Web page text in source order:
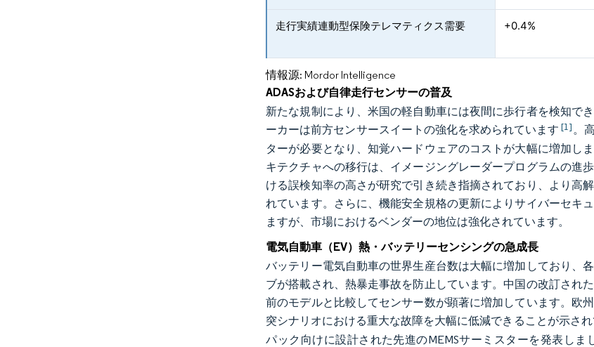
走行実績連動型保険テレマティクス需要 +0.4%
情報源: Mordor Intelligence
ADASおよび自律走行センサーの普及
新たな規制により、米国の軽自動車には夜間に歩行者を検知で
ーカーは前方センサースイートの強化を求められています[1]。
ターが必要となり、知覚ハードウェアのコストが大幅に増加し
キテクチャへの移行は、イメージングレーダープログラムの進
ける誤検知率の高さが研究で引き続き指摘されており、より高
れています。さらに、機能安全規格の更新によりサイバーセキ
ますが、市場におけるベンダーの地位は強化されています。
電気自動車（EV）熱・バッテリーセンシングの急成長
バッテリー電気自動車の世界生産台数は大幅に増加しており、
ブが搭載され、熱暴走事故を防止しています。中国の改訂され
前のモデルと比較してセンサー数が顕著に増加しています。欧
突シナリオにおける重大な故障を大幅に低減できることが示さ
パック向けに設計された先進のMEMSサーミスターを発表し